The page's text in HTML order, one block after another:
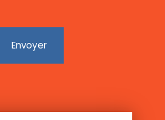
Envoyer